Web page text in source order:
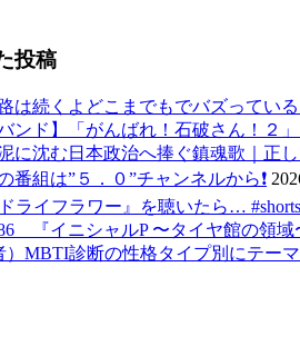
投稿
は続くよどこまでもでバズってい
バンド】「がんばれ！石破さん！
に沈む日本政治へ捧ぐ鎮魂歌｜正
番組は”５．０”チャンネルから❗️
ライフラワー』を聴いたら…
『イニシャルP 〜タイヤ館の領域
）MBTI診断の性格タイプ別にテー